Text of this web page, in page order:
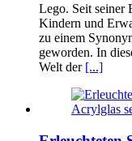
Lego. Seit seiner
Kindern und
zu einem
geworden. In
Welt der [...]